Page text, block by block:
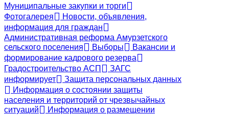
Муниципальные закупки и торги
Фотогалерея
Новости, объявления,
информация для граждан
Административная реформа Амурзетского
сельского поселения
Выборы
Вакансии и
формирование кадрового резерва
Градостроительство АСП
ЗАГС
информирует
Защита персональных данных
Информация о состоянии защиты
населения и территорий от чрезвычайных
ситуаций
Информация о размещении